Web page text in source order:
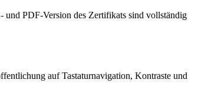
PDF-Version des Zertifikats sind vollständig
auf Tastaturnavigation, Kontraste und